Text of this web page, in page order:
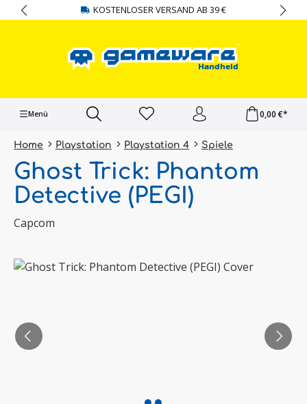
springen KOSTENLOSER VERSAND AB 39 €
Menü 0,00 €*
Home Playstation Playstation 4 Spiele
Ghost Trick: Phantom
Detective (PEGI)
Capcom
Bildergalerie überspringen